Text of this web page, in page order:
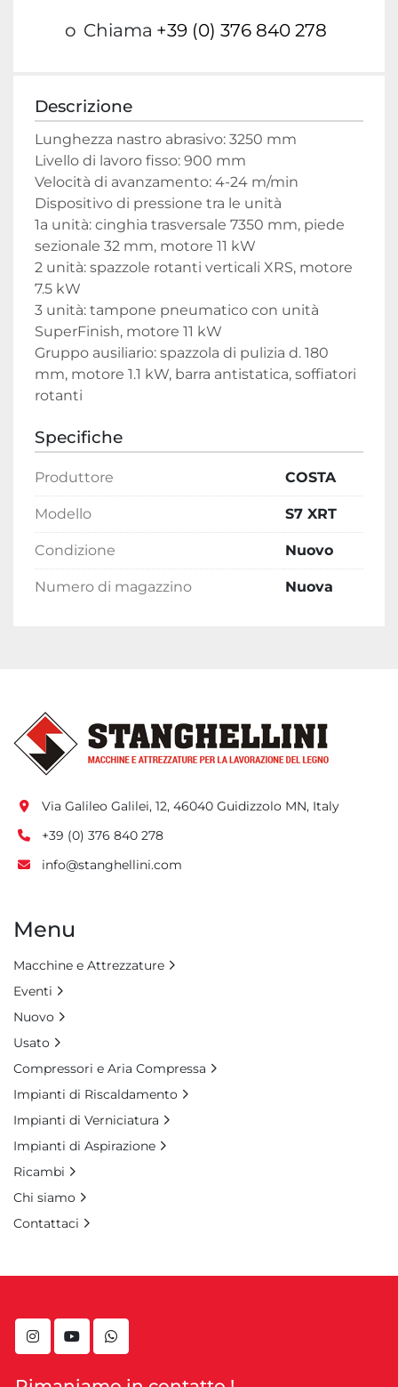
o Chiama +39 (0) 376 840 278
Descrizione
Lunghezza nastro abrasivo: 3250 mm
Livello di lavoro fisso: 900 mm
Velocità di avanzamento: 4-24 m/min
Dispositivo di pressione tra le unità
1a unità: cinghia trasversale 7350 mm, piede
sezionale 32 mm, motore 11 kW
2 unità: spazzole rotanti verticali XRS, motore
7.5 kW
3 unità: tampone pneumatico con unità
SuperFinish, motore 11 kW
Gruppo ausiliario: spazzola di pulizia d. 180
mm, motore 1.1 kW, barra antistatica, soffiatori
rotanti
Specifiche
Produttore COSTA
Modello S7 XRT
Condizione Nuovo
Numero di magazzino Nuova
instagramyoutubewhatsapp
Via Galileo Galilei, 12, 46040 Guidizzolo MN, Italy
+39 (0) 376 840 278
info@stanghellini.com
Menu
Macchine e Attrezzature
Eventi
Nuovo
Usato
Compressori e Aria Compressa
Impianti di Riscaldamento
Impianti di Verniciatura
Impianti di Aspirazione
Ricambi
Chi siamo
Contattaci